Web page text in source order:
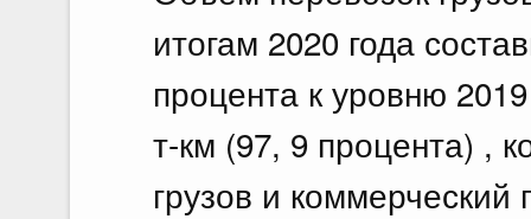
итогам 2020 года
процента к уровню
т-км (97, 9 процента) ,
грузов и коммерческий